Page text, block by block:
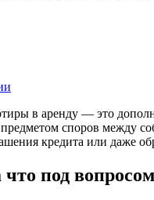
в аренду — это
споров между
кредита или даже
под вопросом